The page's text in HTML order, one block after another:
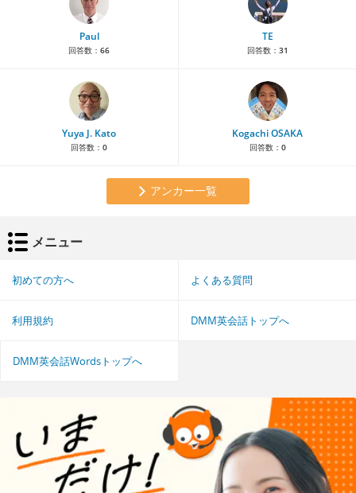
Paul
回答数： 66
TE
回答数： 31
Yuya J. Kato
回答数： 0
Kogachi OSAKA
回答数： 0
アンカー一覧
メニュー
初めての方へ よくある質問
利用規約 DMM英会話トップへ
DMM英会話Wordsトップへ